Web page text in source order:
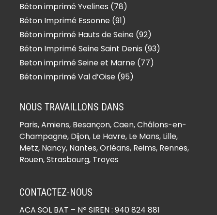
Béton imprimé Yvelines (78)
Béton Imprimé Essonne (91)
Béton imprimé Hauts de Seine (92)
Béton Imprimé Seine Saint Denis (93)
Beton imprimé Seine et Marne (77)
Béton imprimé Val d’Oise (95)
NOUS TRAVAILLONS DANS
Paris,Amiens, Besançon, Caen, Châlons-en-
Champagne, Dijon, Le Havre, Le Mans, Lille,
Metz, Nancy, Nantes, Orléans, Reims, Rennes,
Rouen, Strasbourg, Troyes
CONTACTEZ-NOUS
ACA SOL BAT – Nº SIREN : 940 824 881